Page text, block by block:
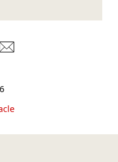
LinkedIn
sur Mastodon
sur Bluesky
Partager sur Facebook